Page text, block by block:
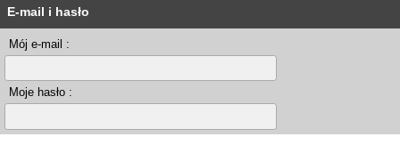
E-mail i hasło
Mój e-mail :
Moje hasło :